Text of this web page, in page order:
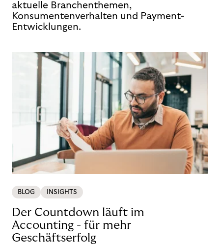
aktuelle Branchenthemen,
Konsumentenverhalten und Payment-
Entwicklungen.
BLOG INSIGHTS
Der Countdown läuft im
Accounting - für mehr
Geschäftserfolg